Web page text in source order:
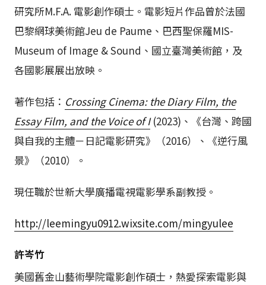
研究所M.F.A. 電影創作碩士。電影短片作品曾於法國
巴黎網球美術館Jeu de Paume、巴西聖保羅MIS-
Museum of Image & Sound、國立臺灣美術館，及
各國影展展出放映。
著作包括： Crossing Cinema: the Diary Film, the
Essay Film, and the Voice of I(2023)、《台灣、跨國
與自我的主體－日記電影研究》（2016）、《逆行風
景》（2010）。
現任職於世新大學廣播電視電影學系副教授。
http://leemingyu0912.wixsite.com/mingyulee
許岑竹
美國舊金山藝術學院電影創作碩士，熱愛探索電影與